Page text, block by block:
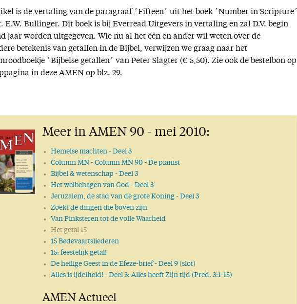
is de vertaling van de paragraaf ´Fifteen´ uit het boek ´Number in Scripture´
E.W. Bullinger. Dit boek is bij Everread Uitgevers in vertaling en zal D.V. begin
jaar worden uitgegeven. Wie nu al het één en ander wil weten over de
betekenis van getallen in de Bijbel, verwijzen we graag naar het
´Bijbelse getallen´ van Peter Slagter (€ 5,50). Zie ook de bestelbon op
in deze AMEN op blz. 29.
Meer in AMEN 90 - mei 2010:
Hemelse machten- Deel 3
Column MN- Column MN 90 - De pianist
Bijbel & wetenschap- Deel 3
Het welbehagen van God- Deel 3
Jeruzalem, de stad van de grote Koning- Deel 3
Zoekt de dingen die boven zijn
Van Pinksteren tot de volle Waarheid
Het getal 15
15 Bedevaartsliederen
15: feestelijk getal!
De heilige Geest in de Efeze-brief- Deel 9 (slot)
Alles is ijdelheid!- Deel 3: Alles heeft Zijn tijd (Pred. 3:1-15)
AMEN Actueel